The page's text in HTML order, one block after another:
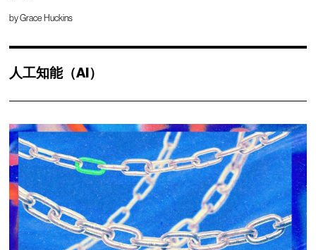
byGrace Huckins
人工知能（AI）